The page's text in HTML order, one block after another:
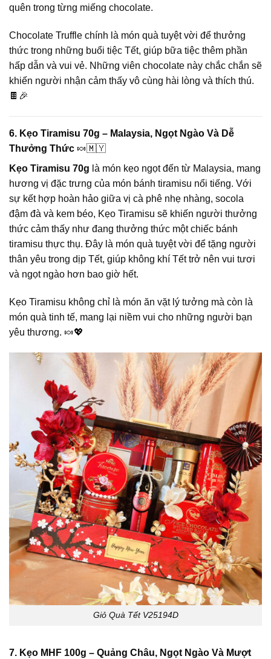
quên trong từng miếng chocolate.
Chocolate Truffle chính là món quà tuyệt vời để thưởng
thức trong những buổi tiệc Tết, giúp bữa tiệc thêm phần
hấp dẫn và vui vẻ. Những viên chocolate này chắc chắn sẽ
khiến người nhận cảm thấy vô cùng hài lòng và thích thú.
🍫🎉
6. Kẹo Tiramisu 70g – Malaysia, Ngọt Ngào Và Dễ
Thưởng Thức 🍬🇲🇾
Kẹo Tiramisu 70g là món kẹo ngọt đến từ Malaysia, mang
hương vị đặc trưng của món bánh tiramisu nổi tiếng. Với
sự kết hợp hoàn hảo giữa vị cà phê nhẹ nhàng, socola
đậm đà và kem béo, Kẹo Tiramisu sẽ khiến người thưởng
thức cảm thấy như đang thưởng thức một chiếc bánh
tiramisu thực thụ. Đây là món quà tuyệt vời để tặng người
thân yêu trong dịp Tết, giúp không khí Tết trở nên vui tươi
và ngọt ngào hơn bao giờ hết.
Kẹo Tiramisu không chỉ là món ăn vặt lý tưởng mà còn là
món quà tinh tế, mang lại niềm vui cho những người bạn
yêu thương. 🍬💖
Giỏ Quà Tết V25194D
7. Kẹo MHF 100g – Quảng Châu, Ngọt Ngào Và Mượt